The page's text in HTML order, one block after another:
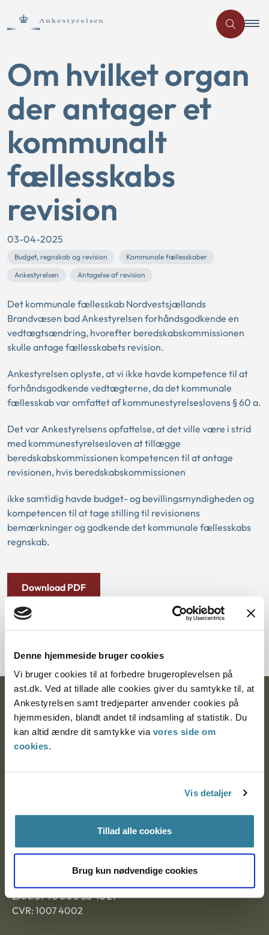
Denne hjemmeside bruger cookies
Vi bruger cookies til at forbedre brugeroplevelsen på
ast.dk. Ved at tillade alle cookies giver du samtykke til, at
Ankestyrelsen samt tredjeparter anvender cookies på
hjemmesiden, blandt andet til indsamling af statistik. Du
kan altid ændre dit samtykke via vores side om
cookies.
Vis detaljer
Tillad alle cookies
Brug kun nødvendige cookies
Om hvilket organ
der antager et
kommunalt
fællesskabs
revision
03-04-2025
Budget, regnskab og revision
Kommunale fællesskaber
Ankestyrelsen
Antagelse af revision
Det kommunale fællesskab Nordvestsjællands
Brandvæsen bad Ankestyrelsen forhåndsgodkende en
vedtægtsændring, hvorefter beredskabskommissionen
skulle antage fællesskabets revision.
Ankestyrelsen oplyste, at vi ikke havde kompetence til at
forhåndsgodkende vedtægterne, da det kommunale
fællesskab var omfattet af kommunestyrelseslovens § 60 a.
Det var Ankestyrelsens opfattelse, at det ville være i strid
med kommunestyrelsesloven at tillægge
beredskabskommissionen kompetencen til at antage
revisionen, hvis beredskabskommissionen
ikke samtidig havde budget- og bevillingsmyndigheden og
kompetencen til at tage stilling til revisionens
bemærkninger og godkende det kommunale fællesskabs
regnskab.
Download PDF
Ankestyrelsen
Postadresse:
Ankestyrelsen Aalborg
Ankestyrelsen København
EAN: 57 98 000 35 48 21
CVR: 1007 4002